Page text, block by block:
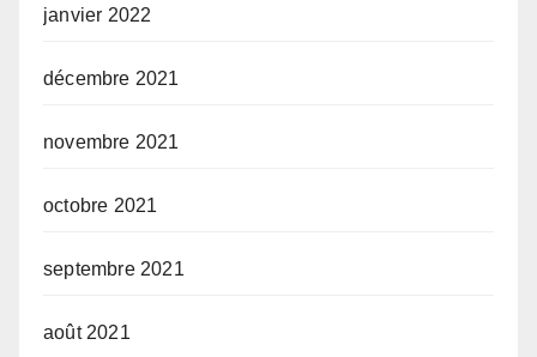
janvier 2022
décembre 2021
novembre 2021
octobre 2021
septembre 2021
août 2021